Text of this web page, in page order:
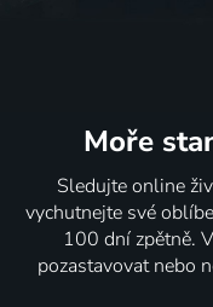
Moře
Sledujte online
vychutnejte své
100 dní zpětně.
pozastavovat nebo